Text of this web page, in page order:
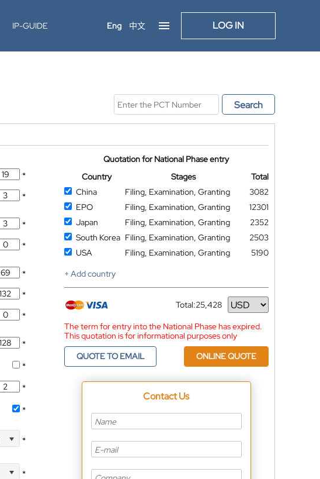
IP-GUIDE Eng 中文 LOG IN
Search
*
*
*
*
*
*
*
*
*
*
*
*
*
Quotation for National Phase entry
Country
Stages
Total
China
Filing, Examination, Granting
3082
EPO
Filing, Examination, Granting
12301
Japan
Filing, Examination, Granting
2352
South Korea Filing, Examination, Granting
2503
USA
Filing, Examination, Granting
5190
+ Add country
Total:25,428
Currency
The term for entry into the National Phase has expired.
This quotation is for informational purposes only
QUOTE TO EMAIL
ONLINE QUOTE
Contact Us